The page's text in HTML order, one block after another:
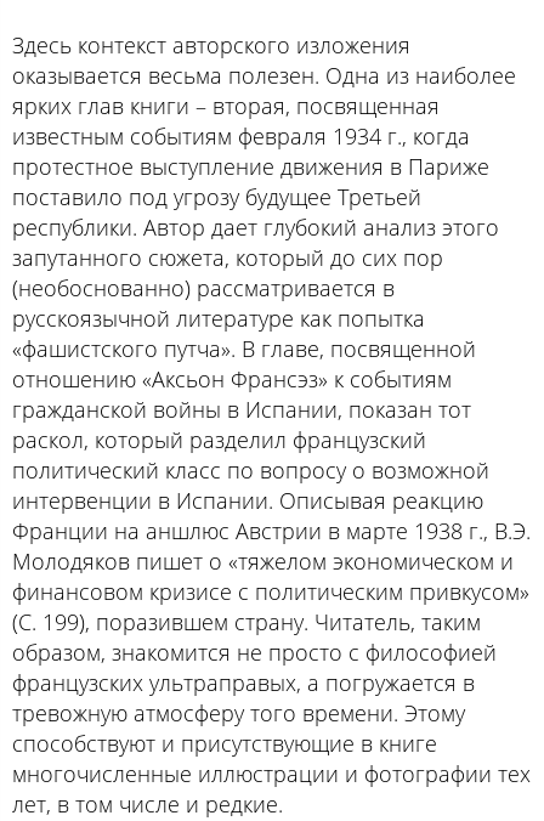
Здесь контекст авторского изложения
оказывается весьма полезен. Одна из наиболее
ярких глав книги – вторая, посвященная
известным событиям февраля 1934 г., когда
протестное выступление движения в Париже
поставило под угрозу будущее Третьей
республики. Автор дает глубокий анализ этого
запутанного сюжета, который до сих пор
(необоснованно) рассматривается в
русскоязычной литературе как попытка
«фашистского путча». В главе, посвященной
отношению «Аксьон Франсэз» к событиям
гражданской войны в Испании, показан тот
раскол, который разделил французский
политический класс по вопросу о возможной
интервенции в Испании. Описывая реакцию
Франции на аншлюс Австрии в марте 1938 г., В.Э.
Молодяков пишет о «тяжелом экономическом и
финансовом кризисе с политическим привкусом»
(С. 199), поразившем страну. Читатель, таким
образом, знакомится не просто с философией
французских ультраправых, а погружается в
тревожную атмосферу того времени. Этому
способствуют и присутствующие в книге
многочисленные иллюстрации и фотографии тех
лет, в том числе и редкие.